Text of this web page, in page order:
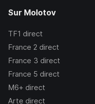
Sur Molotov
TF1 direct
France 2 direct
France 3 direct
France 5 direct
M6+ direct
Arte direct